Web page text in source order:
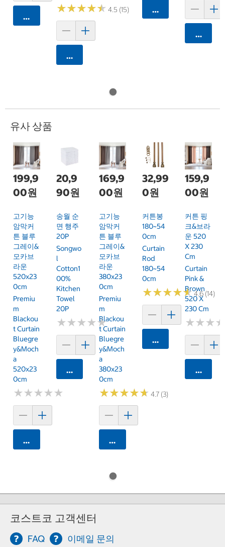
카트에 담기
★★★★★
★★★★★ 4.5 (15)
카트에 담기
카트에 담기
카트에
유사 상품
199,9
00원
고기능
암막커
튼 블루
그레이&
모카브
라운
520x23
0cm
Premiu
M
Blackou
T Curtain
Bluegre
Y&Moch
A
520x23
0cm
★★★★★
★★★★★
카트에 담기
20,9
90원
송월 순
면 행주
20P
Songwo
L
Cotton1
00%
Kitchen
Towel
20P
★★★★★
★★★★★
카트에 담기
169,9
00원
고기능
암막커
튼 블루
그레이&
모카브
라운
380x23
0cm
Premiu
M
Blackou
T Curtain
Bluegre
Y&Moch
A
380x23
0cm
★★★★★
★★★★★ 4.7 (3)
카트에 담기
32,99
0원
커튼봉
180~54
0cm
Curtain
Rod
180~54
0cm
★★★★★
★★★★★4.6 (14)
카트에 담기
159,9
00원
커튼 핑
크&브라
운 520
X 230
Cm
Curtain
Pink &
Brown
520 X
230 Cm
★★★
★★★
카트에
코스트코 고객센터
FAQ 이메일 문의